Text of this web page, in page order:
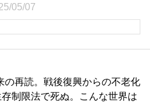
05/07
の再読。戦後復興からの不老化
制限法で死ぬ。こんな世界は